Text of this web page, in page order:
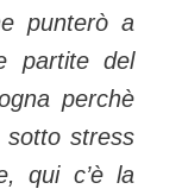
punterò a
partite del
perchè
sotto stress
qui c’è la